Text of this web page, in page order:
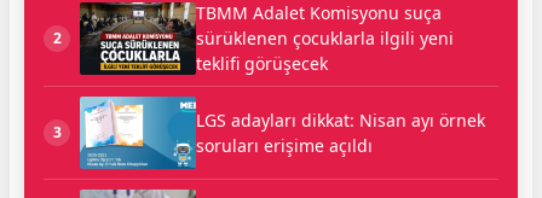
2
TBMM Adalet Komisyonu suça
sürüklenen çocuklarla ilgili yeni
teklifi görüşecek
3
LGS adayları dikkat: Nisan ayı örnek
soruları erişime açıldı